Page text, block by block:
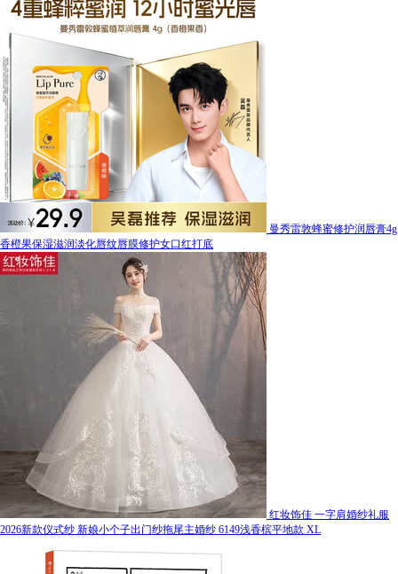
曼秀雷敦蜂蜜修护润唇膏4g
香橙果保湿滋润淡化唇纹唇膜修护女口红打底
红妆饰佳 一字肩婚纱礼服
2026新款仪式纱 新娘小个子出门纱拖尾主婚纱 6149浅香槟平地款 XL